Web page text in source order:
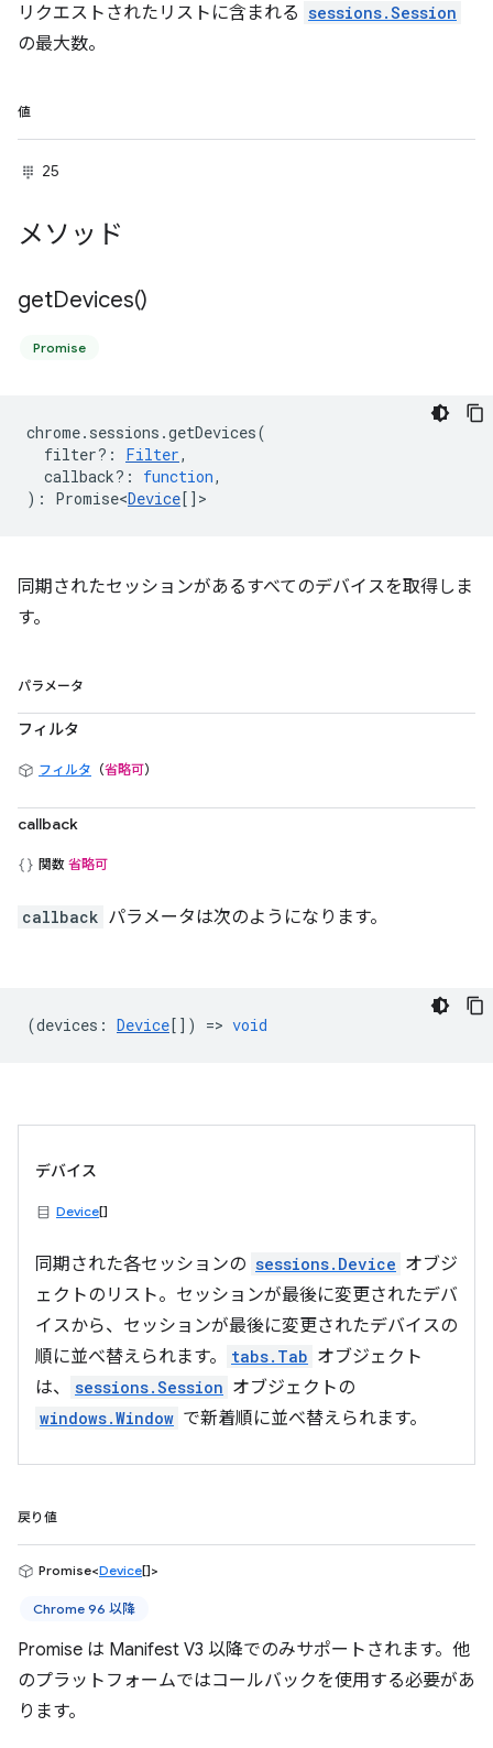
リクエストされたリストに含まれる sessions.Session
の最大数。
値
25
メソッド
getDevices()
Promise
chrome. sessions .getDevices(
filter? : Filter,
callback? : function,
) : Promise<Device[] >
同期されたセッションがあるすべてのデバイスを取得しま
す。
パラメータ
フィルタ
フィルタ （省略可）
callback
関数 省略可
callback パラメータは次のようになります。
(devices : Device[]) => void
デバイス
Device[]
同期された各セッションの sessions.Device オブジ
ェクトのリスト。セッションが最後に変更されたデバ
イスから、セッションが最後に変更されたデバイスの
順に並べ替えられます。
tabs.Tab オブジェクト
は、
sessions.Session オブジェクトの
windows.Window で新着順に並べ替えられます。
戻り値
Promise<Device[]>
Chrome 96 以降
Promise は Manifest V3 以降でのみサポートされます。他
のプラットフォームではコールバックを使用する必要があ
ります。